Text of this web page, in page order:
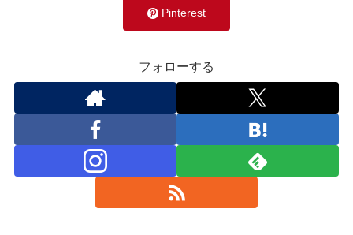
Pinterest
フォローする